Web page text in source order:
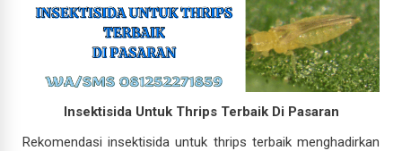
Insektisida Untuk Thrips Terbaik Di Pasaran
Rekomendasi insektisida untuk thrips terbaik menghadirkan